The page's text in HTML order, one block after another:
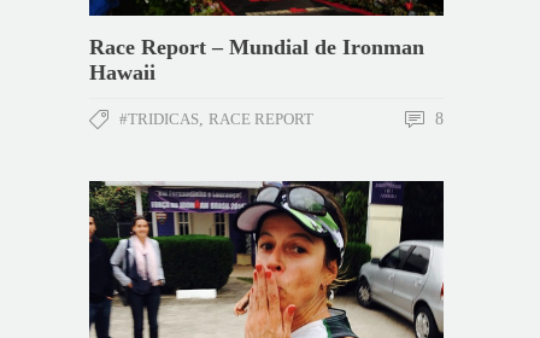
Race Report – Mundial de Ironman
Hawaii
#TRIDICAS RACE REPORT 8